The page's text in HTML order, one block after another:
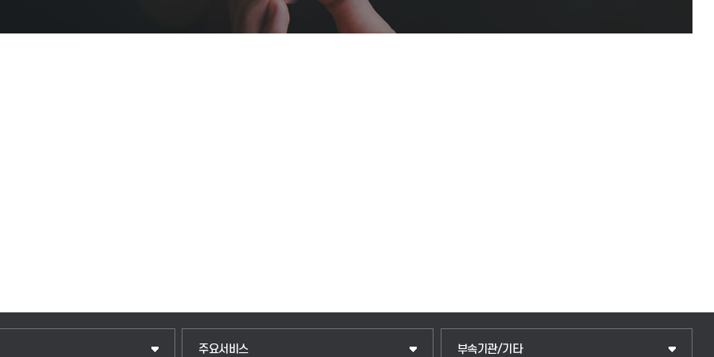
주요서비스
입학안내 부속기관/기타
중앙도서관